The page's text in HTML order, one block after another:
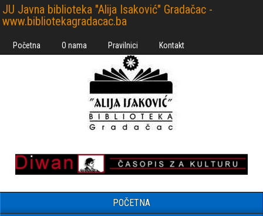
JU Javna biblioteka "Alija Isaković" Gradačac -
www.bibliotekagradacac.ba
Početna O nama Pravilnici Kontakt
POČETNA